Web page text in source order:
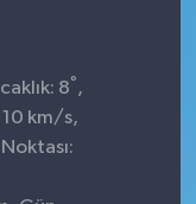
8° ,
10 km/s,